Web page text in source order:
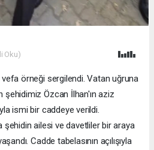
Oku)
örneği sergilendi. Vatan uğruna
şehidimiz Özcan İlhan'ın aziz
ismi bir caddeye verildi.
ailesi ve davetliler bir araya
Cadde tabelasının açılışıyla